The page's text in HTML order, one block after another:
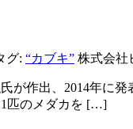
グ: “カブキ” 株式会社
が作出、2014年に
1匹のメダカを […]